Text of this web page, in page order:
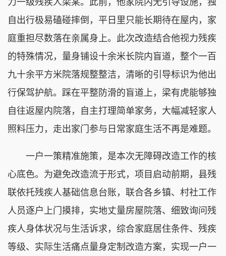
自出行极易磕碰摔倒，平日里只能长期待在屋内，家
庭重担尽数落在亲属身上。此次改造结合他视力残疾
的特殊情况，量身铺设十余米长院内盲道，整个一百
九十余平方米院落规整整洁，清晰的引导标识为他出
行保驾护航。踩在平整防滑的盲道上，梁有虎能够独
自往返屋内院落，自主打理简单家务，大幅减轻家人
照料压力，走出家门参与日常家庭生活不再是难题。
一户一策精准施策，是本次无障碍改造工作的核
心底色。为避免改造流于形式，项目启动前期，县残
联依托残疾人基础信息台账，联合各乡镇、村社工作
人员逐户上门摸排，实地丈量房屋院落、细致询问残
疾人身体状况与生活诉求，综合家庭居住条件、残疾
等级、实际生活痛点量身定制改造方案，实现一户一